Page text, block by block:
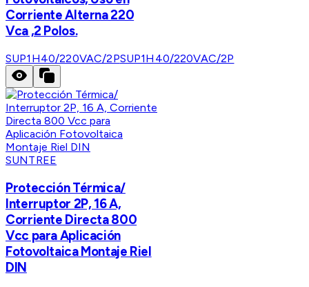
Corriente Alterna 220
Vca ,2 Polos.
SUP1H40/220VAC/2PSUP1H40/220VAC/2P
SUNTREE
Protección Térmica/
Interruptor 2P, 16 A,
Corriente Directa 800
Vcc para Aplicación
Fotovoltaica Montaje Riel
DIN